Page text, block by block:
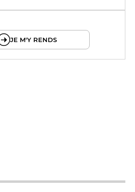
JE M'Y RENDS